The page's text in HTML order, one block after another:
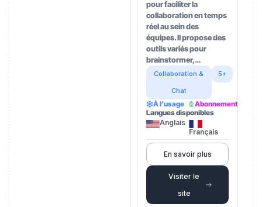
pour faciliter la
collaboration en temps
réel au sein des
équipes. Il propose des
outils variés pour
brainstormer,…
Collaboration &
Chat
5+
À l’usage
Abonnement
Langues disponibles
Anglais
Français
En savoir plus
Visiter le
site